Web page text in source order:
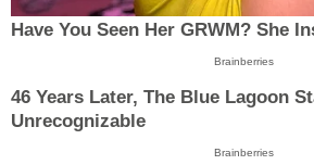
Have You Seen Her GRWM? She
Brainberries
46 Years Later, The Blue Lagoon
Unrecognizable
Brainberries